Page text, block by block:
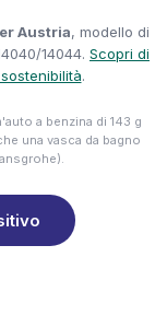
Austria, modello di
14044. Scopri di
.
a benzina di 143 g
una vasca da bagno